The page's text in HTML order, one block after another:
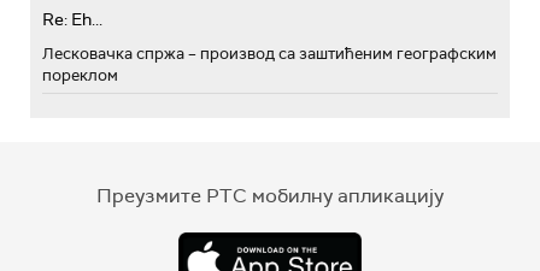
Re: Eh...
Лесковачка спржа – производ са заштићеним географским
пореклом
Преузмите РТС мобилну апликацију